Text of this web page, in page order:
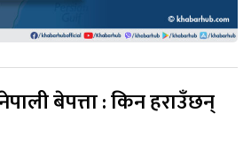
बेपत्ता : किन हराउँछन्